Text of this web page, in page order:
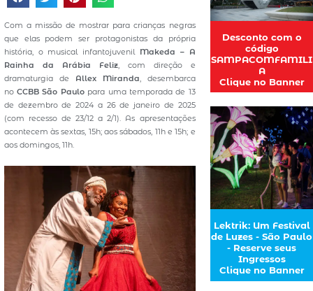
Com a missão de mostrar para crianças negras
que elas podem ser protagonistas da própria
história, o musical infantojuvenil Makeda – A
Rainha da Arábia Feliz, com direção e
dramaturgia de Allex Miranda, desembarca
noCCBB São Paulopara uma temporada de 13
de dezembro de 2024 a 26 de janeiro de 2025
(com recesso de 23/12 a 2/1). As apresentações
acontecem às sextas, 15h; aos sábados, 11h e 15h; e
aos domingos, 11h.
Desconto com o
código
SAMPACOMFAMILI
A
Clique no Banner
Lektrik: Um Festival
de Luzes - São Paulo
- Reserve seus
Ingressos
Clique no Banner